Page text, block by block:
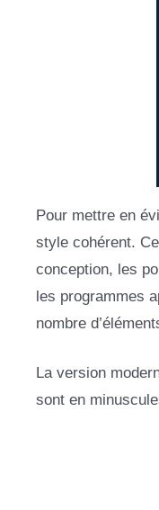
Pour mettre en
style cohérent.
conception, les
les programmes
nombre
La version
sont en